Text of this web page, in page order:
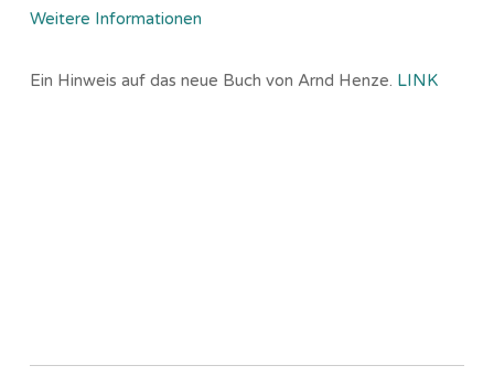
Weitere Informationen
Ein Hinweis auf das neue Buch von Arnd Henze. LINK